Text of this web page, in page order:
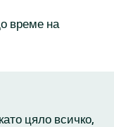
време на
цяло всичко,